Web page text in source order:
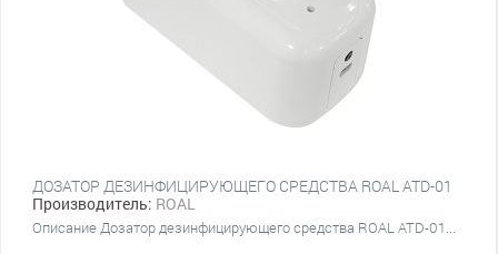
ДОЗАТОР ДЕЗИНФИЦИРУЮЩЕГО СРЕДСТВА ROAL ATD-01
Производитель: ROAL
Описание Дозатор дезинфицирующего средства ROAL ATD-01...